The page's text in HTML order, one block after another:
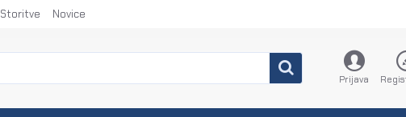
Storitve Novice
Prijava